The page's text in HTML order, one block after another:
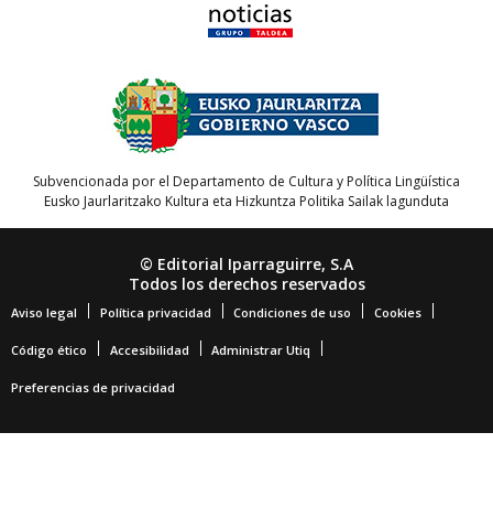
Subvencionada por el Departamento de Cultura y Política Lingüística
Eusko Jaurlaritzako Kultura eta Hizkuntza Politika Sailak lagunduta
© Editorial Iparraguirre, S.A
Todos los derechos reservados
Aviso legal Política privacidad Condiciones de uso Cookies
Código ético Accesibilidad Administrar Utiq
Preferencias de privacidad